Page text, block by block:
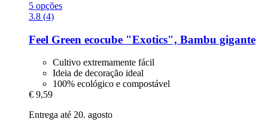
5 opções
3.8 (4)
Feel Green ecocube "Exotics", Bambu gigante
Cultivo extremamente fácil
Ideia de decoração ideal
100% ecológico e compostável
€ 9,59
Entrega até 20. agosto